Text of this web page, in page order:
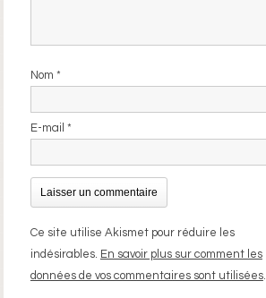
Nom *
E-mail *
Ce site utilise Akismet pour réduire les
indésirables. En savoir plus sur comment les
données de vos commentaires sont utilisées.